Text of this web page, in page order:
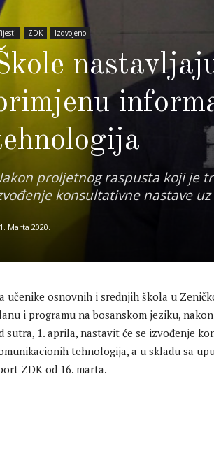
ZDK Izdvojeno
proljetnog raspusta koji je
konsultativne nastave
Marta 2020.
učenike osnovnih i srednjih škola u
i programu na bosanskom jeziku,
sutra, 1. aprila, nastavit će se izvođenje
tehnologija, a u skladu sa
ZDK od 16. marta.